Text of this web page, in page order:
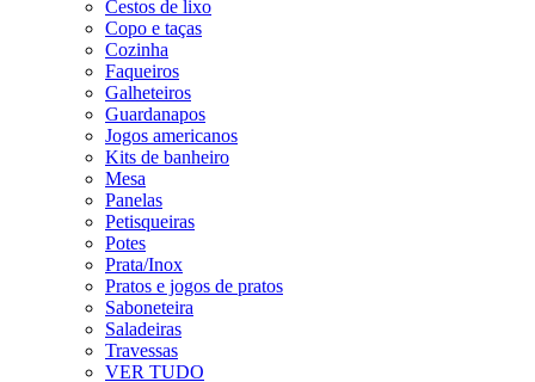
Cestos de lixo
Copo e taças
Cozinha
Faqueiros
Galheteiros
Guardanapos
Jogos americanos
Kits de banheiro
Mesa
Panelas
Petisqueiras
Potes
Prata/Inox
Pratos e jogos de pratos
Saboneteira
Saladeiras
Travessas
VER TUDO